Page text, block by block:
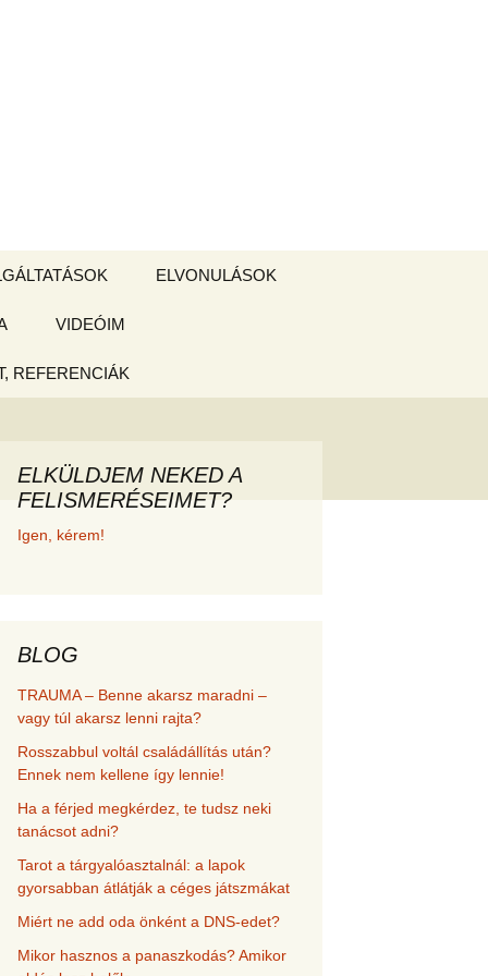
BOLT
ELVONULÁSOK
VIDEÓIM
REFERENCIÁK
az új
és
ELKÜLDJEM NEKED A
FELISMERÉSEIMET?
Igen, kérem!
BLOG
TRAUMA – Benne akarsz maradni –
vagy túl akarsz lenni rajta?
Rosszabbul voltál családállítás után?
Ennek nem kellene így lennie!
Ha a férjed megkérdez, te tudsz neki
tanácsot adni?
Tarot a tárgyalóasztalnál: a lapok
gyorsabban átlátják a céges játszmákat
Miért ne add oda önként a DNS-edet?
Mikor hasznos a panaszkodás? Amikor